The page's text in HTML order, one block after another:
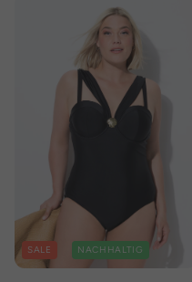
SALE NACHHALTIG